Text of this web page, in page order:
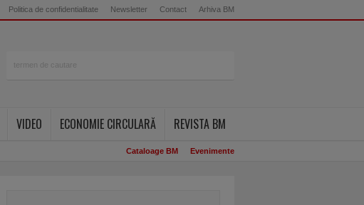
Politica de confidentialitate Newsletter Contact Arhiva BM
VIDEO ECONOMIE CIRCULARĂ REVISTA BM
Cataloage BM Evenimente